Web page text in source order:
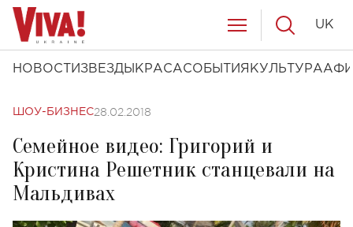
НОВОСТИ ЗВЕЗДЫ КРАСАСОБЫТИЯ КУЛЬТУРА
UK
ШОУ-БИЗНЕС28.02.2018
Семейное видео: Григорий и
Кристина Решетник станцевали на
Мальдивах